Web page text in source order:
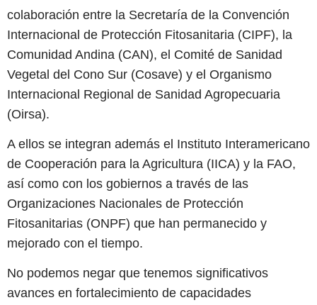
colaboración entre la Secretaría de la Convención
Internacional de Protección Fitosanitaria (CIPF), la
Comunidad Andina (CAN), el Comité de Sanidad
Vegetal del Cono Sur (Cosave) y el Organismo
Internacional Regional de Sanidad Agropecuaria
(Oirsa).
A ellos se integran además el Instituto Interamericano
de Cooperación para la Agricultura (IICA) y la FAO,
así como con los gobiernos a través de las
Organizaciones Nacionales de Protección
Fitosanitarias (ONPF) que han permanecido y
mejorado con el tiempo.
No podemos negar que tenemos significativos
avances en fortalecimiento de capacidades